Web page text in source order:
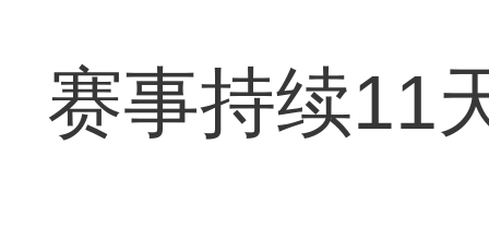
赛事持续11